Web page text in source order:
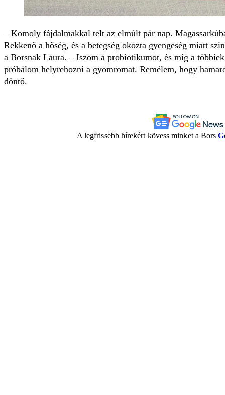
– Komoly fájdalmakkal telt az elmúlt pár nap.
Rekkenő a hőség, és a betegség okozta gyengeség miatt
a Borsnak Laura. – Iszom a probiotikumot, és míg a
próbálom helyrehozni a gyomromat. Remélem, hogy
döntő.
A legfrissebb hírekért kövess minket a Bors